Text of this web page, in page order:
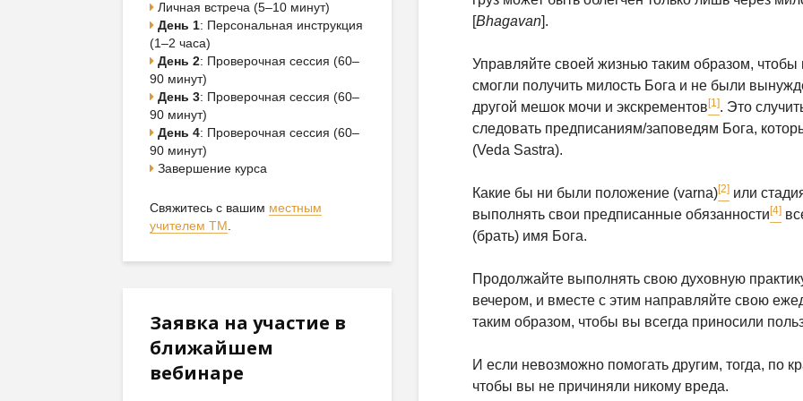
[Bhagavan].
Управляйте своей жизнью таким образом,
смогли получить милость Бога и не были
другой мешок мочи и экскрементов [1]. Это
следовать предписаниям/заповедям Бога,
(Veda Sastra).
Какие бы ни были положение (varna)[2] или
выполнять свои предписанные обязанности [4]
(брать) имя Бога.
Продолжайте выполнять свою духовную
вечером, и вместе с этим направляйте свою
таким образом, чтобы вы всегда приносили
И если невозможно помогать другим, тогда, по
чтобы вы не причиняли никому вреда.
Личная встреча (5–10 минут)
День 1: Персональная инструкция
(1–2 часа)
День 2: Проверочная сессия (60–
90 минут)
День 3: Проверочная сессия (60–
90 минут)
День 4: Проверочная сессия (60–
90 минут)
Завершение курса
Свяжитесь с вашим местным
учителем ТМ
Заявка на участие в
ближайшем
вебинаре